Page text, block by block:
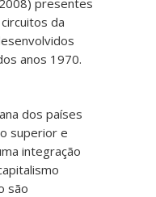
da
anos 1970.
dos países
superior e
integração
são